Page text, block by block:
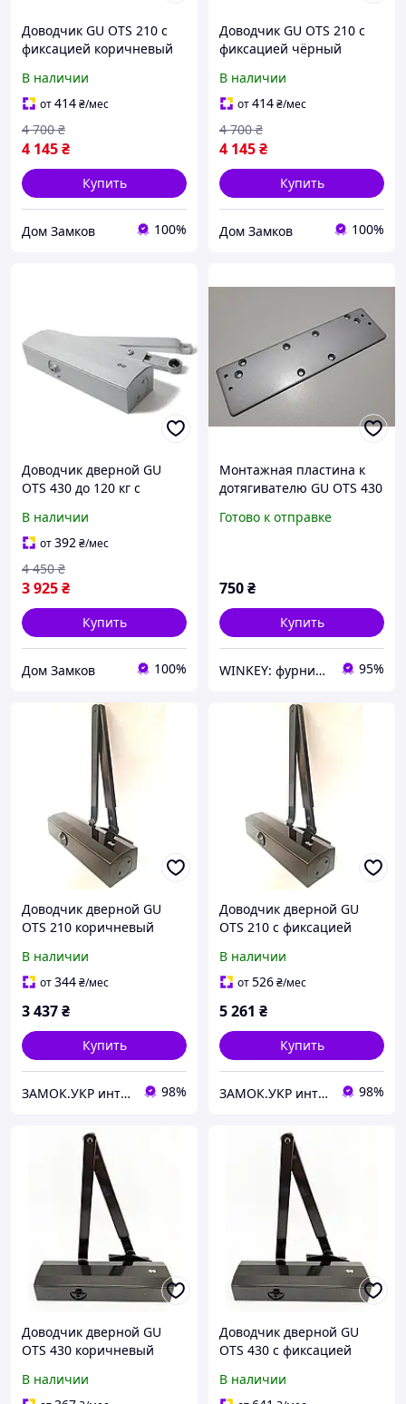
Доводчик GU OTS 210 с
фиксацией коричневый
В наличии
от414₴/мес
4 145₴
4 700 ₴
Купить
Дом Замков 100%
Доводчик GU OTS 210 с
фиксацией чёрный
В наличии
от414₴/мес
4 145₴
4 700 ₴
Купить
Дом Замков 100%
Доводчик дверной GU
OTS 430 до 120 кг с
В наличии
от392₴/мес
3 925₴
4 450 ₴
Купить
Дом Замков 100%
Монтажная пластина к
дотягивателю GU OTS 430
Готово к отправке
750₴
Купить
WINKEY: фурнитура для окон и дверей 95%
Доводчик дверной GU
OTS 210 коричневый
В наличии
от344₴/мес
3 437₴
Купить
ЗАМОК.УКР интернет-магазин замков и фурнитуры 98%
Доводчик дверной GU
OTS 210 с фиксацией
В наличии
от526₴/мес
5 261 ₴
Купить
ЗАМОК.УКР интернет-магазин замков и фурнитуры 98%
Доводчик дверной GU
OTS 430 коричневый
В наличии
Доводчик дверной GU
OTS 430 с фиксацией
В наличии